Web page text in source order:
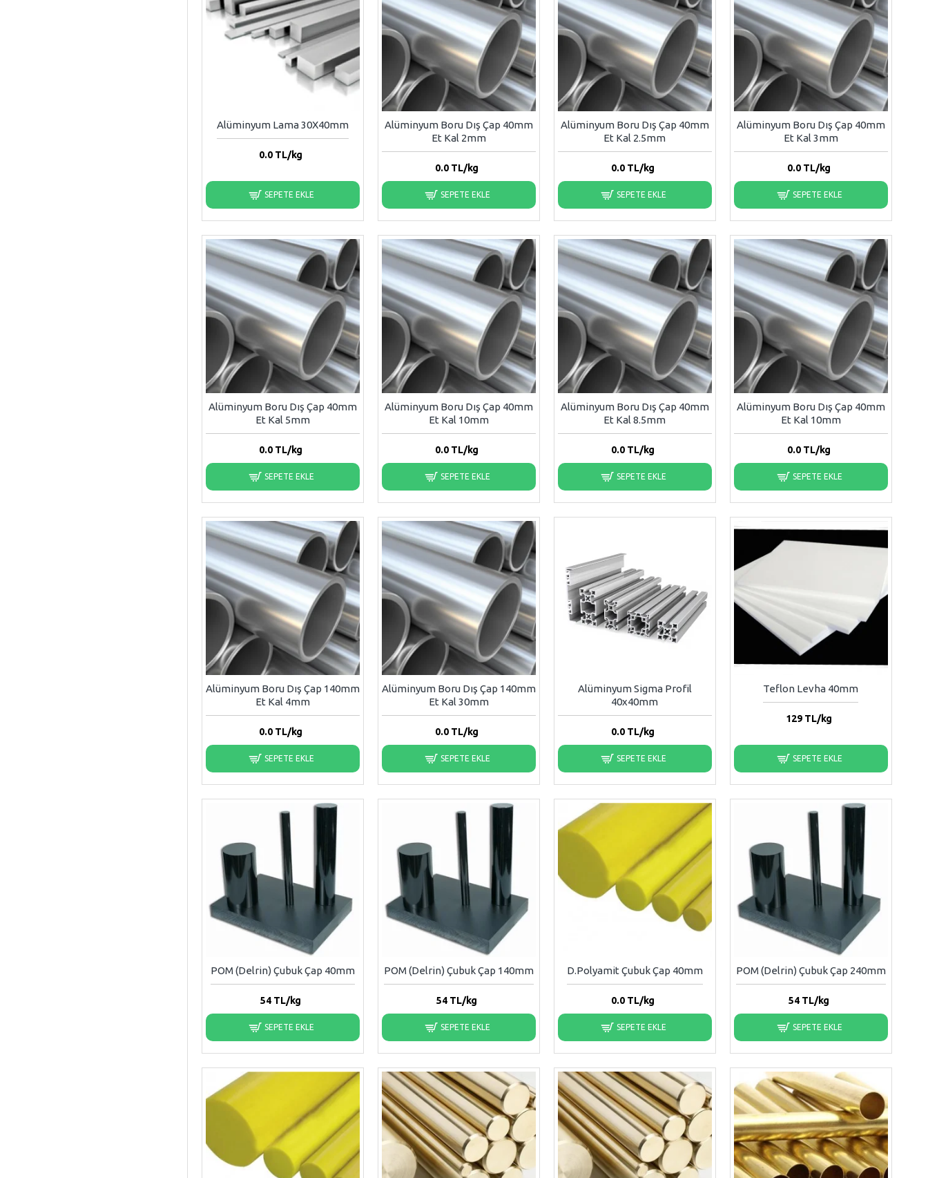
Alüminyum Lama 30X40mm
0.0 TL/kg
SEPETE EKLE
Alüminyum Boru Dış Çap 40mm
Et Kal 2mm
0.0 TL/kg
SEPETE EKLE
Alüminyum Boru Dış Çap 40mm
Et Kal 2.5mm
0.0 TL/kg
SEPETE EKLE
Alüminyum Boru Dış Çap 40mm
Et Kal 3mm
0.0 TL/kg
SEPETE EKLE
Alüminyum Boru Dış Çap 40mm
Et Kal 5mm
0.0 TL/kg
SEPETE EKLE
Alüminyum Boru Dış Çap 40mm
Et Kal 10mm
0.0 TL/kg
SEPETE EKLE
Alüminyum Boru Dış Çap 40mm
Et Kal 8.5mm
0.0 TL/kg
SEPETE EKLE
Alüminyum Boru Dış Çap 40mm
Et Kal 10mm
0.0 TL/kg
SEPETE EKLE
Alüminyum Boru Dış Çap 140mm
Et Kal 4mm
0.0 TL/kg
SEPETE EKLE
Alüminyum Boru Dış Çap 140mm
Et Kal 30mm
0.0 TL/kg
SEPETE EKLE
Alüminyum Sigma Profil
40x40mm
0.0 TL/kg
SEPETE EKLE
Teflon Levha 40mm
129 TL/kg
SEPETE EKLE
POM (Delrin) Çubuk Çap 40mm
54 TL/kg
SEPETE EKLE
POM (Delrin) Çubuk Çap 140mm
54 TL/kg
SEPETE EKLE
D.Polyamit Çubuk Çap 40mm
0.0 TL/kg
SEPETE EKLE
POM (Delrin) Çubuk Çap 240mm
54 TL/kg
SEPETE EKLE